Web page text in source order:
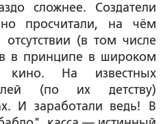
сложнее. Создатели
просчитали, на чём
(в том числе
в принципе в широком
кино. На известных
(по их детству)
И заработали ведь! В